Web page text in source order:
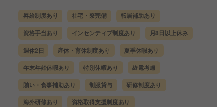
昇給制度あり 社宅・寮完備 転居補助あり
資格手当あり インセンティブ制度あり 月8日以上休み
週休2日 産休・育休制度あり 夏季休暇あり
年末年始休暇あり 特別休暇あり 終電考慮
賄い・食事補助あり 制服貸与 研修制度あり
海外研修あり 資格取得支援制度あり